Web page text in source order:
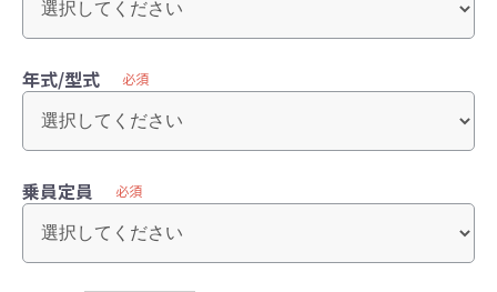
年式/型式 必須
乗員定員 必須